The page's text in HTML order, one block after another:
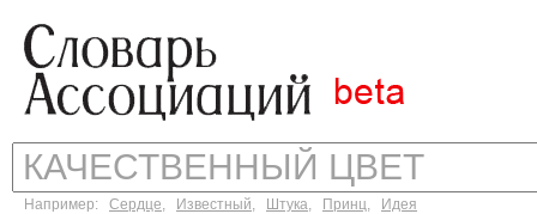
Например: Сердце, Известный, Штука, Принц, Идея